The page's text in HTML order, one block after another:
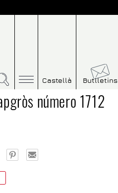
Castellà Butlletins
número 1712